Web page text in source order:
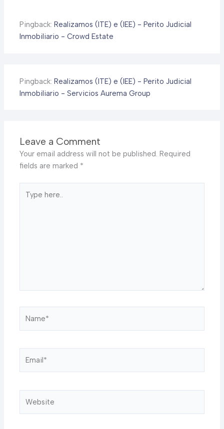
Pingback:Realizamos (ITE) e (IEE) - Perito Judicial
Inmobiliario - Crowd Estate
Pingback:Realizamos (ITE) e (IEE) - Perito Judicial
Inmobiliario - Servicios Aurema Group
Leave a Comment
Your email address will not be published. Required
fields are marked *
here..